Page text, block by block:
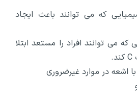
که می توانند باعث ایجاد
که می توانند افراد را مستعد ابتلا
اشعه در موارد غیرضروری